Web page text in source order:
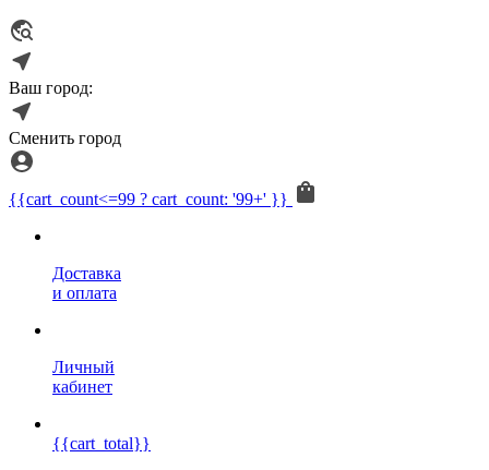
Ваш город:
Сменить город
{{cart_count<=99 ? cart_count: '99+' }}
Доставка
и оплата
Личный
кабинет
{{cart_total}}